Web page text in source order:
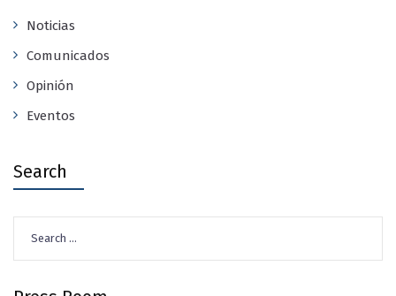
Noticias
Comunicados
Opinión
Eventos
Search
for: